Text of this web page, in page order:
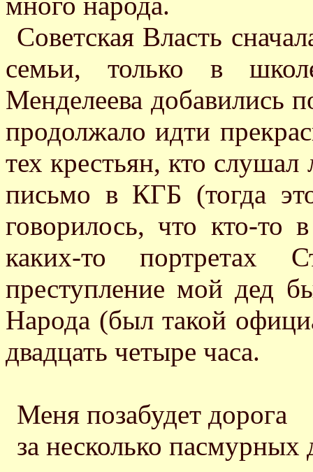
Советская Власть
семьи, только в
Менделеева добавились
продолжало идти
тех крестьян, кто
письмо в КГБ (тогда
говорилось, что кто-то
каких-то портретах
преступление мой дед
Народа (был такой
двадцать четыре часа.
Меня позабудет дорога
за несколько пасмурных